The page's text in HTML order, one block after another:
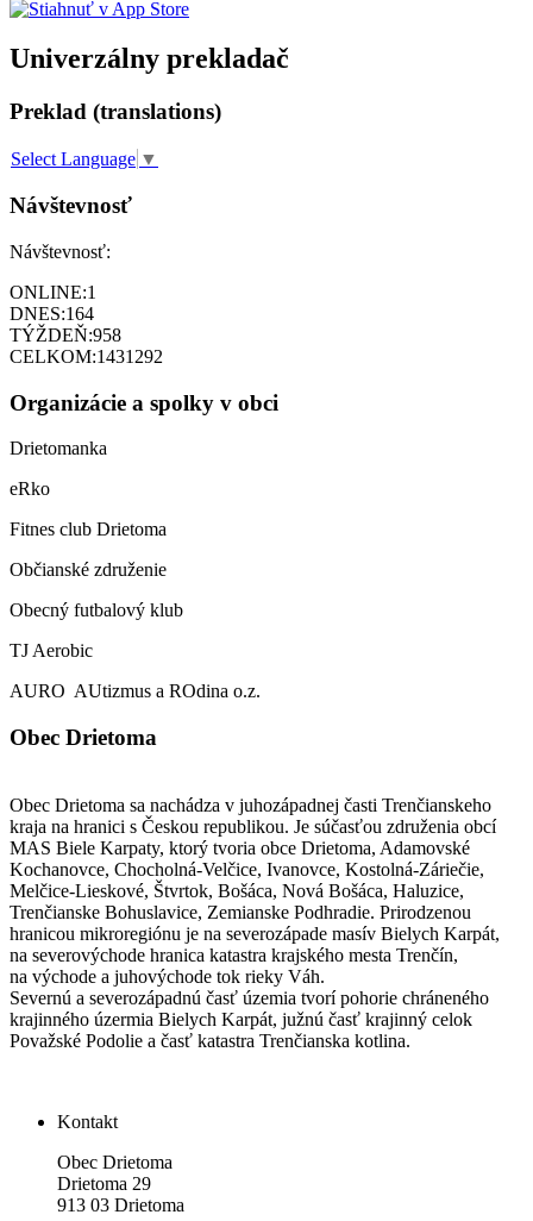
Univerzálny prekladač
Preklad (translations)
Select Language ▼
Návštevnosť
Návštevnosť:
ONLINE:1
DNES:164
TÝŽDEŇ:958
CELKOM:1431292
Organizácie a spolky v obci
Drietomanka
eRko
Fitnes club Drietoma
Občianské združenie
Obecný futbalový klub
TJ Aerobic
AURO AUtizmus a ROdina o.z.
Obec Drietoma
Obec Drietoma sa nachádza v juhozápadnej časti Trenčianskeho
kraja na hranici s Českou republikou. Je súčasťou združenia obcí
MAS Biele Karpaty, ktorý tvoria obce Drietoma, Adamovské
Kochanovce, Chocholná-Velčice, Ivanovce, Kostolná-Záriečie,
Melčice-Lieskové, Štvrtok, Bošáca, Nová Bošáca, Haluzice,
Trenčianske Bohuslavice, Zemianske Podhradie. Prirodzenou
hranicou mikroregiónu je na severozápade masív Bielych Karpát,
na severovýchode hranica katastra krajského mesta Trenčín,
na východe a juhovýchode tok rieky Váh.
Severnú a severozápadnú časť územia tvorí pohorie chráneného
krajinného úzermia Bielych Karpát, južnú časť krajinný celok
Považské Podolie a časť katastra Trenčianska kotlina.
Kontakt
Obec Drietoma
Drietoma 29
913 03 Drietoma